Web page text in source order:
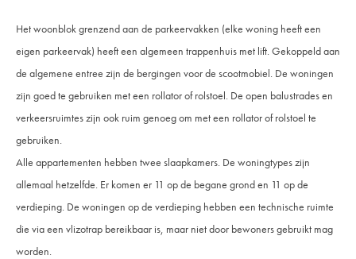
Het woonblok grenzend aan de parkeervakken (elke woning heeft een
eigen parkeervak) heeft een algemeen trappenhuis met lift. Gekoppeld aan
de algemene entree zijn de bergingen voor de scootmobiel. De woningen
zijn goed te gebruiken met een rollator of rolstoel. De open balustrades en
verkeersruimtes zijn ook ruim genoeg om met een rollator of rolstoel te
gebruiken.
Alle appartementen hebben twee slaapkamers. De woningtypes zijn
allemaal hetzelfde. Er komen er 11 op de begane grond en 11 op de
verdieping. De woningen op de verdieping hebben een technische ruimte
die via een vlizotrap bereikbaar is, maar niet door bewoners gebruikt mag
worden.